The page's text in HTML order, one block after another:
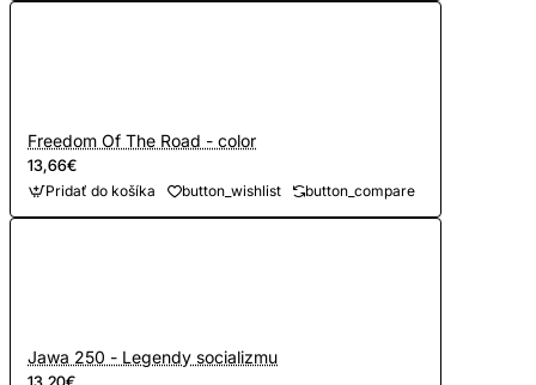
Freedom Of The Road - color
13,66€
Pridať do košíka button_wishlist button_compare
Jawa 250 - Legendy socializmu